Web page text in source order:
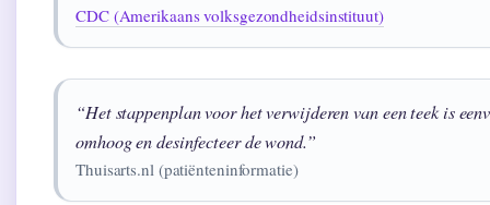
CDC (Amerikaans volksgezondheidsinstituut)
“Het stappenplan voor het verwijderen van een teek is
omhoog en desinfecteer de wond.”
Thuisarts.nl (patiënteninformatie)